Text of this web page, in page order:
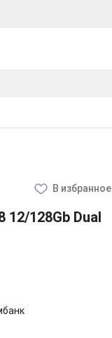
В избранное
12/128Gb Dual